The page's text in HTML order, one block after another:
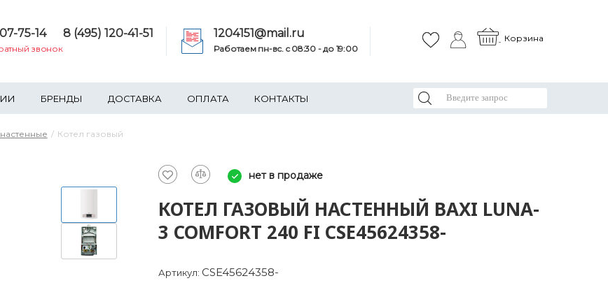
75-14 8 (495) 120-41-51
звонок
1204151@mail.ru
Работаем пн-вс. c 08:30 - до 19:00
Корзина
БРЕНДЫ ДОСТАВКА ОПЛАТА КОНТАКТЫ
Котел газовый
нет в продаже
КОТЕЛ ГАЗОВЫЙ НАСТЕННЫЙ BAXI LUNA-
3 COMFORT 240 FI CSE45624358-
Артикул: CSE45624358-